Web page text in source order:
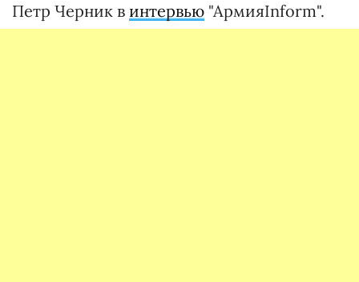
Петр Черник в интервью "АрмияInform".